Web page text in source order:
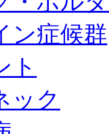
ン症候群
ト
ック